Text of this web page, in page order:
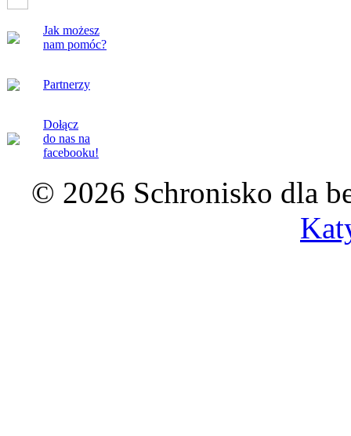
Jak możesz
nam pomóc?
Partnerzy
Dołącz
do nas na
facebooku!
© 2026 Schronisko dla